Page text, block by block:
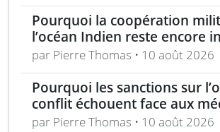
Pourquoi la coopération
l’océan Indien reste encore
par Pierre Thomas • 10 août 2026
Pourquoi les sanctions sur
conflit échouent face aux
de blanchiment et transit
par Pierre Thomas • 10 août 2026